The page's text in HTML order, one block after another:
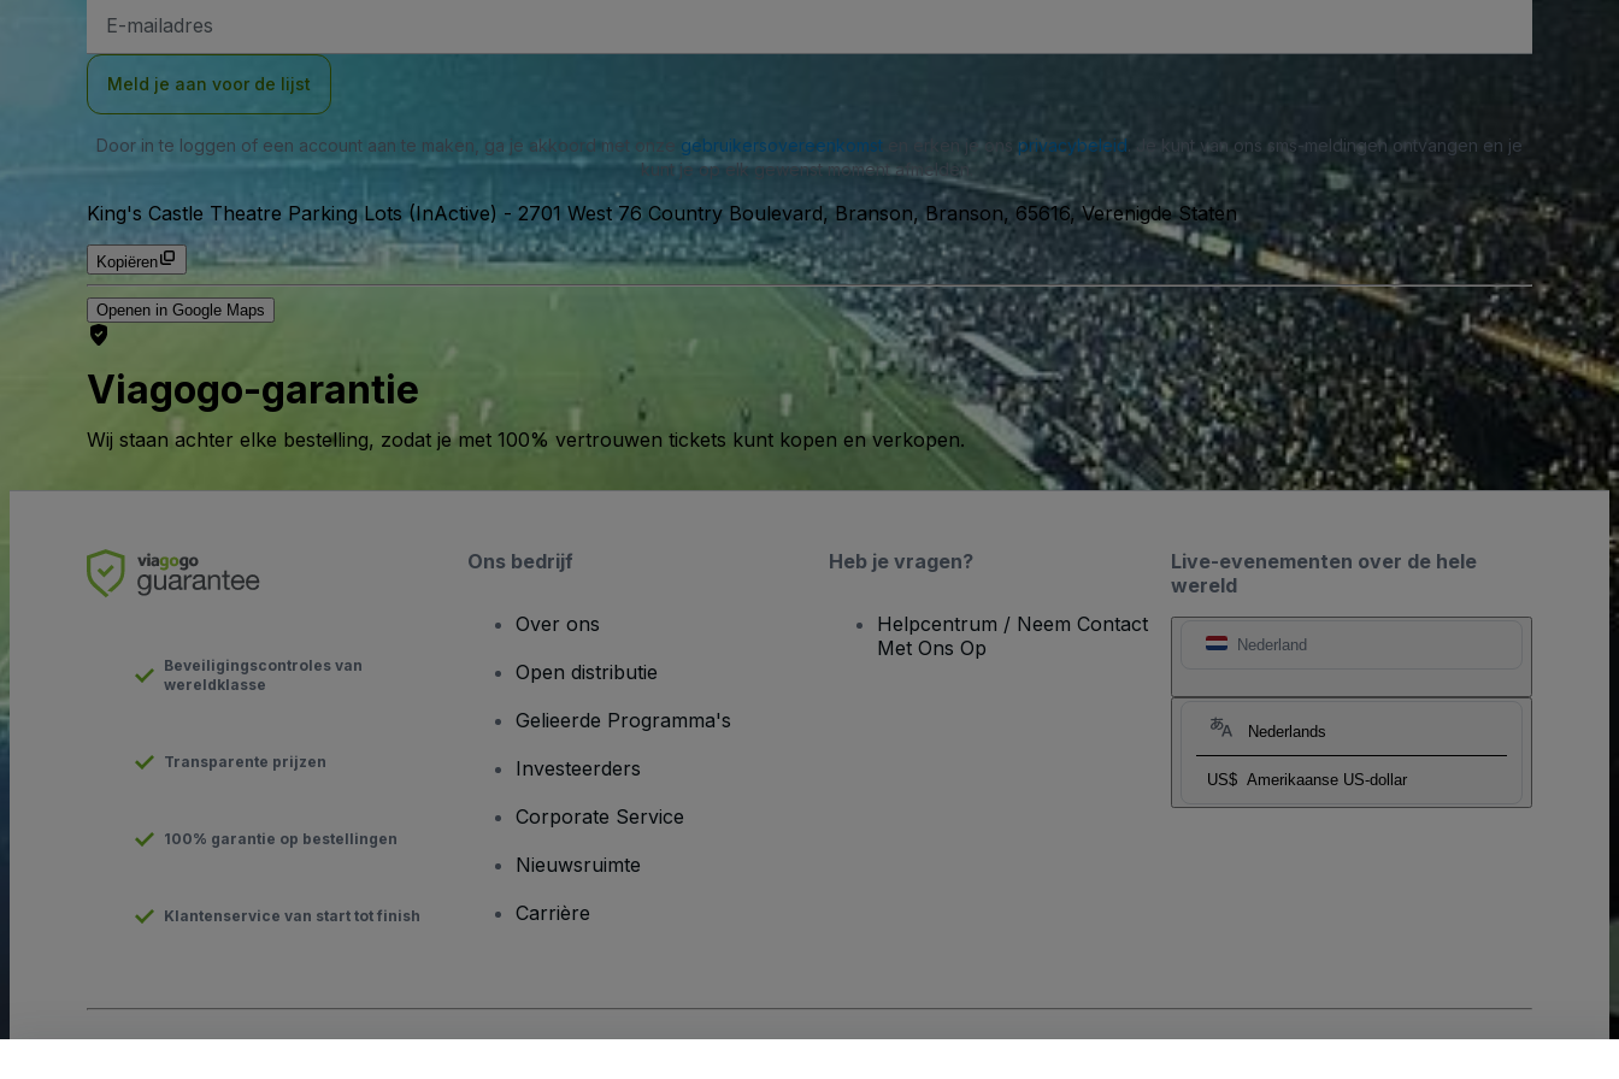
mailadres
Meld je aan voor de lijst
Door in te loggen of een account aan te maken, ga je akkoord met onze gebruikersovereenkomst en erken je ons privacybeleid . Je kunt van ons sms-meldingen ontvangen en je
kunt je op elk gewenst moment afmelden.
King's Castle Theatre Parking Lots (InActive) - 2701 West 76 Country Boulevard, Branson, Branson, 65616, Verenigde Staten
Kopiëren
Openen in Google Maps
Viagogo-garantie
Wij staan achter elke bestelling, zodat je met 100% vertrouwen tickets kunt kopen en verkopen.
Live-evenementen over de hele
wereld
Nederland
Nederlands
US$ Amerikaanse US-dollar
Beveiligingscontroles van
wereldklasse
Transparente prijzen
100% garantie op bestellingen
Klantenservice van start tot finish
Ons bedrijf
Over ons
Open distributie
Gelieerde Programma's
Investeerders
Corporate Service
Nieuwsruimte
Carrière
Heb je vragen?
Helpcentrum / Neem Contact
Met Ons Op